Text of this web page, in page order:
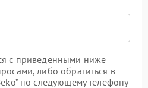
с приведенными ниже
либо обратиться в
по следующему телефону